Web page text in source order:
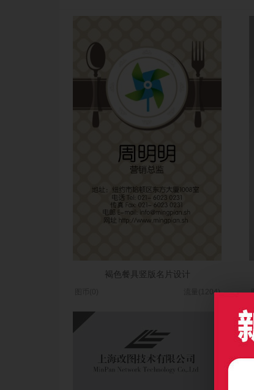
褐色餐具竖版名片设计
流量(1204)